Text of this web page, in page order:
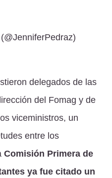
delegados de las
del Fomag y de
viceministros, un
entre los
Comisión Primera de
ya fue citado un